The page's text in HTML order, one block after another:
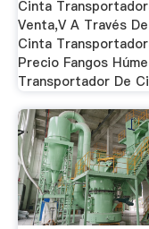
Cinta
Venta,V A Través
Cinta
Precio Fangos
Transportador De